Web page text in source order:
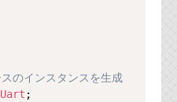
のインスタンスを生成
;